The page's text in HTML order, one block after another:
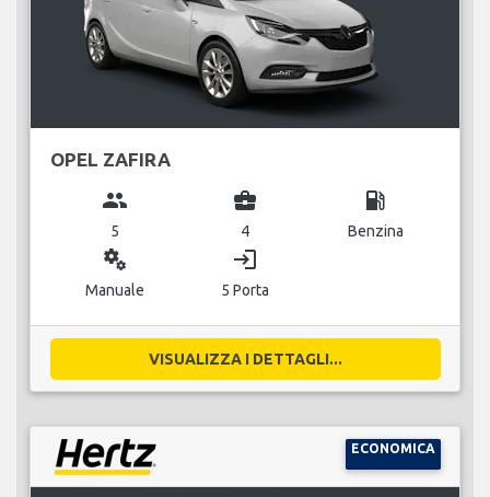
OPEL ZAFIRA
group
5
business_center
4
local_gas_station
Benzina
miscellaneous_services
Manuale
login
5 Porta
VISUALIZZA I DETTAGLI...
ECONOMICA